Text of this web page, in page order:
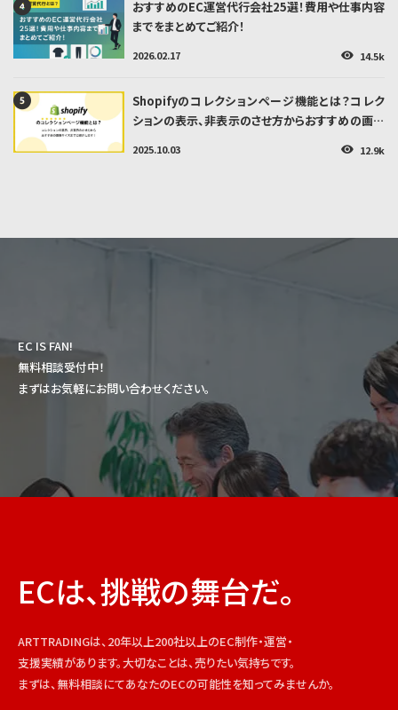
おすすめのEC運営代行会社25選！費用や仕事内容
までをまとめてご紹介！
2026.02.17 👁 14.5k
Shopifyのコレクションページ機能とは？コレク
ションの表示、非表示のさせ方からおすすめの画像
2025.10.03 👁 12.9k
EC IS FAN!
無料相談受付中！
まずはお気軽にお問い合わせください。
ECは、挑戦の舞台だ。
ARTTRADINGは、20年以上200社以上のEC制作・運営・
支援実績があります。大切なことは、売りたい気持ちです。
まずは、無料相談にてあなたのECの可能性を知ってみませんか。